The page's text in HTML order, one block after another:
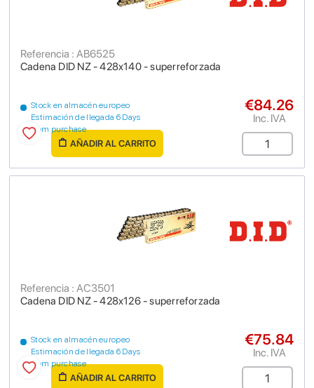
Cadena DID NZ - 428x140 - superreforzada
Referencia : AB6525
Stock en almacén europeo
Estimación de llegada 6 Days
from purchase
€84.26
Inc. IVA
AÑADIR AL CARRITO
Cadena DID NZ - 428x126 - superreforzada
Referencia : AC3501
Stock en almacén europeo
Estimación de llegada 6 Days
from purchase
€75.84
Inc. IVA
AÑADIR AL CARRITO